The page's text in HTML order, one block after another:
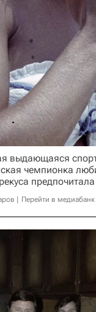
выдающаяся
чемпионка
Перейти в медиабанк